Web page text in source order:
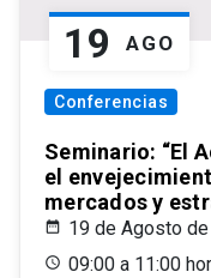
19 AGO
Conferencias
Seminario: “El
el
mercados y
19 de Agosto
09:00 a 11:00